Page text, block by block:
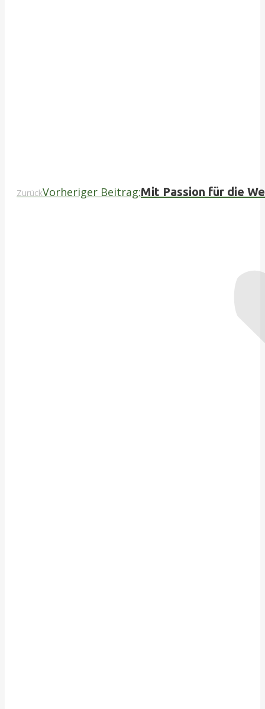
ZurückVorheriger Beitrag:Mit Passion für die